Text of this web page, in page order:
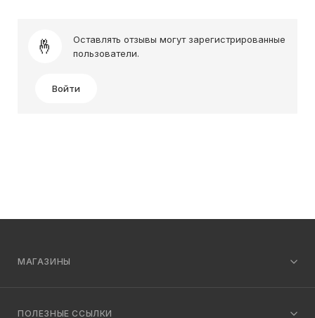
Оставлять отзывы могут зарегистрированные
пользователи.
Войти
МАГАЗИНЫ
ПОЛЕЗНЫЕ ССЫЛКИ